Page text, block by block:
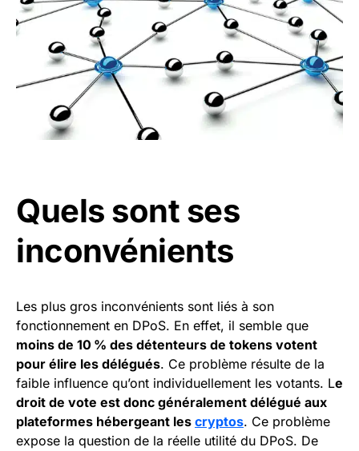
Quels sont ses
inconvénients
Les plus gros inconvénients sont liés à son
fonctionnement en DPoS. En effet, il semble que
moins de 10 % des détenteurs de tokens votent
pour élire les délégués. Ce problème résulte de la
faible influence qu’ont individuellement les votants. Le
droit de vote est donc généralement délégué aux
plateformes hébergeant les cryptos. Ce problème
expose la question de la réelle utilité du DPoS. De